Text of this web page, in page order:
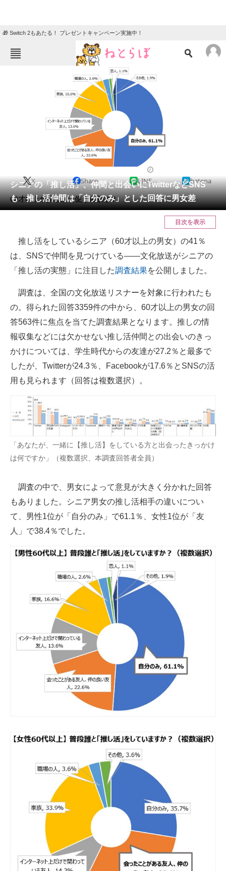
🎁 Switch 2もあたる！ プレゼントキャンペーン実施中！
ニュース
教育・育児
会員記事
メディア
ITの今と未来を見通す
スマホと通信の最新トレンド
進化するPCとデバイスの未来
好きが集まる 比べて選べる
ビジネスと働き方のヒント
AI活用のいまが分かる
企業ITのトレンドを詳説
経営リーダーのコミュニティ
マーケ×ITの今がよく分かる
ITエンジニア向け専門サイト
IT製品の技術・比較・事例
製造業のIT導入・活用を支援
モノづくり技術者専門サイト
エレクトロニクス専門サイト
電子設計の基本と応用
エネルギーの専門メディア
建設×テクノロジーの最前線
ちょっと気になるネットの話題
シニアの「推し活」、仲間と出会いにTwitterなどSNS
も 推し活仲間は「自分のみ」とした回答に男女差
X Share LINE hatena
60才以上が推し活に使う金額は？
目次を表示
推し活をしているシニア（60才以上の男女）の41％
は、SNSで仲間を見つけている――文化放送がシニアの
「推し活の実態」に注目した調査結果を公開しました。
調査は、全国の文化放送リスナーを対象に行われたも
の。得られた回答3359件の中から、60才以上の男女の回
答563件に焦点を当てた調査結果となります。推しの情
報収集などには欠かせない推し活仲間との出会いのきっ
かけについては、学生時代からの友達が27.2％と最多で
したが、Twitterが24.3％、Facebookが17.6％とSNSの活
用も見られます（回答は複数選択）。
「あなたが、一緒に【推し活】をしている方と出会ったきっかけ
は何ですか」（複数選択、本調査回答者全員）
調査の中で、男女によって意見が大きく分かれた回答
もありました。シニア男女の推し活相手の違いについ
て、男性1位が「自分のみ」で61.1％、女性1位が「友
人」で38.4％でした。